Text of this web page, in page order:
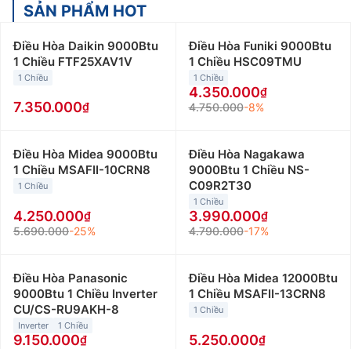
SẢN PHẨM HOT
Điều Hòa Daikin 9000Btu
1 Chiều FTF25XAV1V
1 Chiều
7.350.000
Điều Hòa Funiki 9000Btu
1 Chiều HSC09TMU
1 Chiều
4.350.000
4.750.000-8%
Điều Hòa Midea 9000Btu
1 Chiều MSAFII-10CRN8
1 Chiều
4.250.000
5.690.000-25%
Điều Hòa Nagakawa
9000Btu 1 Chiều NS-
C09R2T30
1 Chiều
3.990.000
4.790.000-17%
Điều Hòa Panasonic
9000Btu 1 Chiều Inverter
CU/CS-RU9AKH-8
Inverter 1 Chiều
9.150.000
Điều Hòa Midea 12000Btu
1 Chiều MSAFII-13CRN8
1 Chiều
5.250.000